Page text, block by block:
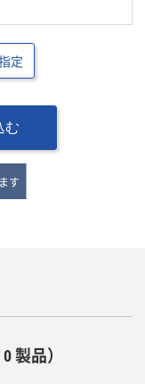
定
む
す
製品）